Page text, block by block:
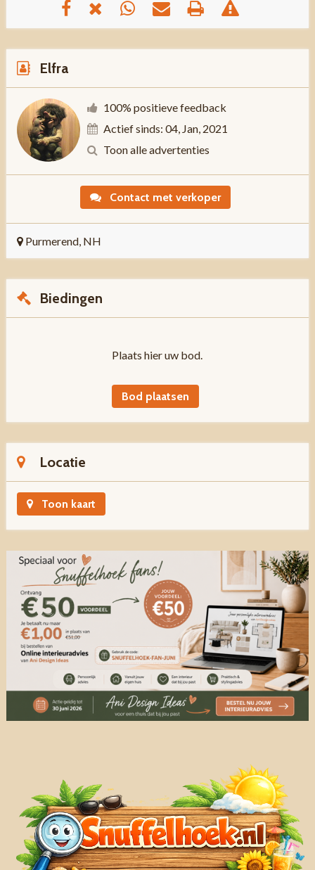
Elfra
100% positieve feedback
Actief sinds: 04, Jan, 2021
Toon alle advertenties
Contact met verkoper
Purmerend, NH
Biedingen
Plaats hier uw bod.
Bod plaatsen
Locatie
Toon kaart